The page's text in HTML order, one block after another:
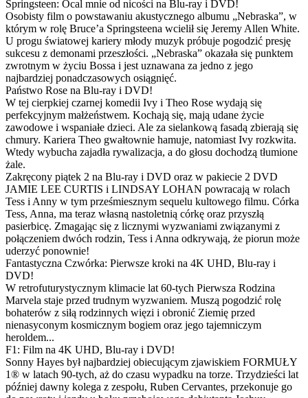
Springsteen: Ocal mnie od nicości na Blu-ray i DVD!
Osobisty film o powstawaniu akustycznego albumu „Nebraska”, w
którym w rolę Bruce’a Springsteena wcielił się Jeremy Allen White.
U progu światowej kariery młody muzyk próbuje pogodzić presję
sukcesu z demonami przeszłości. „Nebraska” okazała się punktem
zwrotnym w życiu Bossa i jest uznawana za jedno z jego
najbardziej ponadczasowych osiągnięć.
Państwo Rose na Blu-ray i DVD!
W tej cierpkiej czarnej komedii Ivy i Theo Rose wydają się
perfekcyjnym małżeństwem. Kochają się, mają udane życie
zawodowe i wspaniałe dzieci. Ale za sielankową fasadą zbierają się
chmury. Kariera Theo gwałtownie hamuje, natomiast Ivy rozkwita.
Wtedy wybucha zajadła rywalizacja, a do głosu dochodzą tłumione
żale.
Zakręcony piątek 2 na Blu-ray i DVD oraz w pakiecie 2 DVD
JAMIE LEE CURTIS i LINDSAY LOHAN powracają w rolach
Tess i Anny w tym prześmiesznym sequelu kultowego filmu. Córka
Tess, Anna, ma teraz własną nastoletnią córkę oraz przyszłą
pasierbicę. Zmagając się z licznymi wyzwaniami związanymi z
połączeniem dwóch rodzin, Tess i Anna odkrywają, że piorun może
uderzyć ponownie!
Fantastyczna Czwórka: Pierwsze kroki na 4K UHD, Blu-ray i
DVD!
W retrofuturystycznym klimacie lat 60-tych Pierwsza Rodzina
Marvela staje przed trudnym wyzwaniem. Muszą pogodzić rolę
bohaterów z siłą rodzinnych więzi i obronić Ziemię przed
nienasyconym kosmicznym bogiem oraz jego tajemniczym
heroldem...
F1: Film na 4K UHD, Blu-ray i DVD!
Sonny Hayes był najbardziej obiecującym zjawiskiem FORMUŁY
1® w latach 90-tych, aż do czasu wypadku na torze. Trzydzieści lat
później dawny kolega z zespołu, Ruben Cervantes, przekonuje go